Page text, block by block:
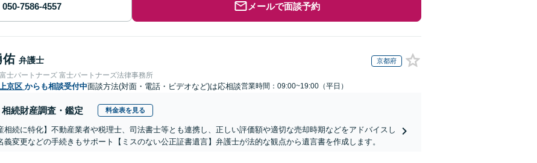
メールで面談予約
佑 弁護士 京都府
士パートナーズ 富士パートナーズ法律事務所
京区 からも相談受付中面談方法(対面・電話・ビデオなど)は応相談営業時間：09:00~19:00（平日）
相続財産調査・鑑定 料金表を見る
相続に特化】不動産業者や税理士、司法書士等とも連携し、正しい評価額や適切な売却時期などをアドバイスし
義変更などの手続きもサポート【ミスのない公正証書遺言】弁護士が法的な観点から遺言書を作成します。